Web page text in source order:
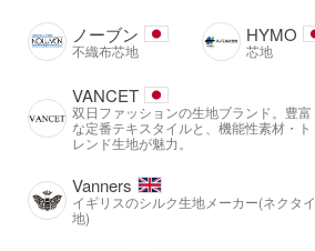
ノーブン
不織布芯地
HYMO
芯地
VANCET
双日ファッションの生地ブランド。豊富
な定番テキスタイルと、機能性素材・ト
レンド生地が魅力。
Vanners
イギリスのシルク生地メーカー(ネクタイ
地)